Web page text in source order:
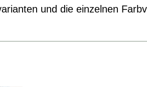
und die einzelnen